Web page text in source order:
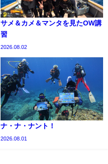
サメ＆カメ＆マンタを見たOW講
習
2026.08.02
ナ・ナ・ナント！
2026.08.01